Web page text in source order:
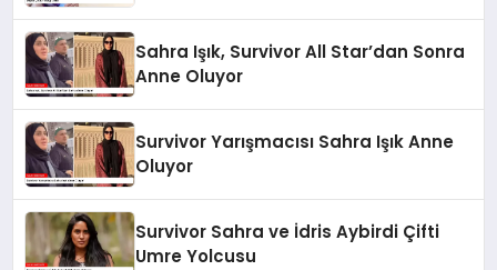
Sahra Işık, Survivor All Star’dan Sonra
Anne Oluyor
Survivor Yarışmacısı Sahra Işık Anne
Oluyor
Survivor Sahra ve İdris Aybirdi Çifti
Umre Yolcusu